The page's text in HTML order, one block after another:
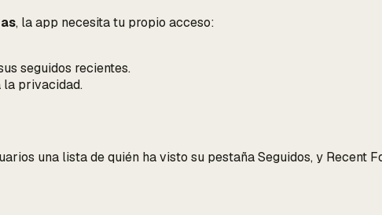
, la app necesita tu propio acceso:
seguidos recientes.
la privacidad.
una lista de quién ha visto su pestaña Seguidos, y Recent